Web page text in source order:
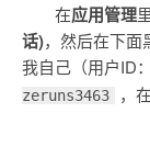
在应用管理
话)，然后在下面
我自己（用户ID
zeruns3463
，